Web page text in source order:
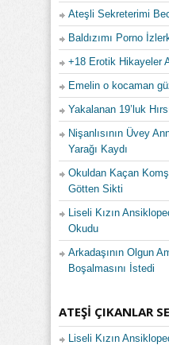
Ateşli Sekreterimi
Baldızımı Porno
+18 Erotik Hikayeler
Emelin o kocaman
Yakalanan 19’luk
Nişanlısının Üvey
Yarağı Kaydı
Okuldan Kaçan
Götten Sikti
Liseli Kızın
Okudu
Arkadaşının Olgun
Boşalmasını İstedi
ATEŞI ÇIKANLAR
Liseli Kızın